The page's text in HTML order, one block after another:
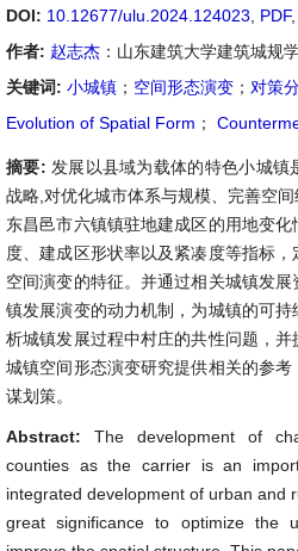
DOI: 10.12677/ulu.2024.124023 PDF,
作者: 赵志杰 ：山东建筑大学建筑城规
关键词: 小城镇 ； 空间形态演变 ； 对策
Evolution of Spatial Form ；
摘要: 发展以县域为载体的特色小城
战略,对优化城市体系与规模、完善空
东昌邑市六镇镇驻地建成区的用地变
度、建成区形状率以及紧凑度等指标
空间演变的特征。并通过相关城镇发
镇发展演变的动力机制，为城镇的可
析城镇发展过程中村庄的共性问题，
城镇空间形态演变研究提供相关的参
谋划策。
Abstract: The development of
counties as the carrier is an
integrated development of urban and
great significance to optimize the